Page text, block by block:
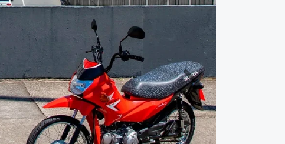
Próximo